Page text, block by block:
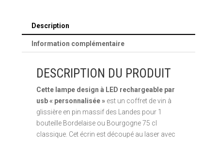
Description
Information complémentaire
DESCRIPTION DU PRODUIT
Cette lampe design à LED rechargeable par
usb « personnalisée »est un coffret de vin à
glissière en pin massif des Landes pour 1
bouteille Bordelaise ou Bourgogne 75 cl
classique. Cet écrin est découpé au laser avec